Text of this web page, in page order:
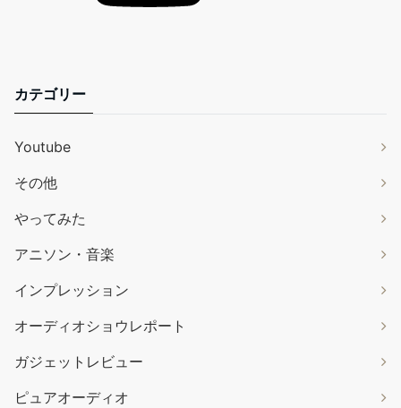
カテゴリー
Youtube
その他
やってみた
アニソン・音楽
インプレッション
オーディオショウレポート
ガジェットレビュー
ピュアオーディオ